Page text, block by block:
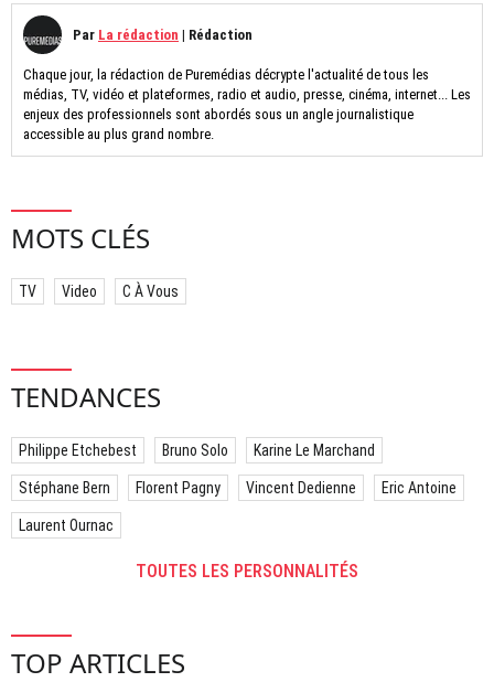
Par La rédaction | Rédaction
Chaque jour, la rédaction de Puremédias décrypte l'actualité de tous les
médias, TV, vidéo et plateformes, radio et audio, presse, cinéma, internet... Les
enjeux des professionnels sont abordés sous un angle journalistique
accessible au plus grand nombre.
MOTS CLÉS
TV Video C À Vous
TENDANCES
Philippe Etchebest Bruno Solo Karine Le Marchand
Stéphane Bern Florent Pagny Vincent Dedienne Eric Antoine
Laurent Ournac
TOUTES LES PERSONNALITÉS
TOP ARTICLES